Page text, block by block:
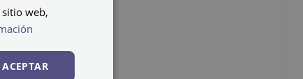
web,
ACEPTAR